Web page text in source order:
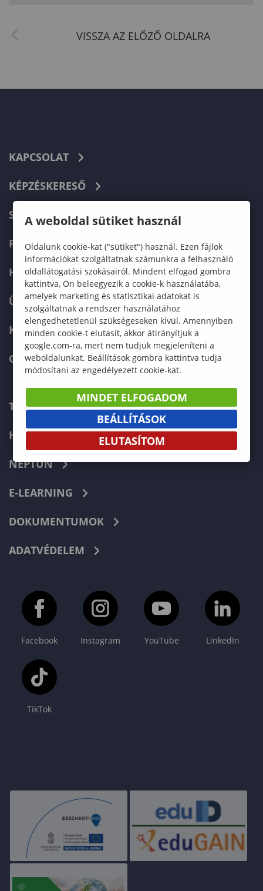
KAPCSOLAT
KÉPZÉSKERESŐ
SZERVEZETI FELÉPÍTÉS
FELVÉTELIZŐKNEK
HALLGATÓKNAK
ÜZLETI PARTNEREKNEK
KARRIER
GREEN UNIVERSITY
TELEFONKÖNYV
HIBABEJELENTÉS
NEPTUN
E-LEARNING
DOKUMENTUMOK
ADATVÉDELEM
Facebook Instagram YouTube LinkedIn
TikTok
A weboldal sütiket használ
Oldalunk cookie-kat ("sütiket") használ. Ezen fájlok
információkat szolgáltatnak számunkra a felhasználó
oldallátogatási szokásairól. Mindent elfogad gombra
kattintva, Ön beleegyezik a cookie-k használatába,
amelyek marketing és statisztikai adatokat is
szolgáltatnak a rendszer használatához
elengedhetetlenül szükségeseken kívül. Amennyiben
minden cookie-t elutasít, akkor átirányítjuk a
google.com-ra, mert nem tudjuk megjeleníteni a
weboldalunkat. Beállítások gombra kattintva tudja
módosítani az engedélyezett cookie-kat.
MINDET ELFOGADOM
BEÁLLÍTÁSOK
ELUTASÍTOM